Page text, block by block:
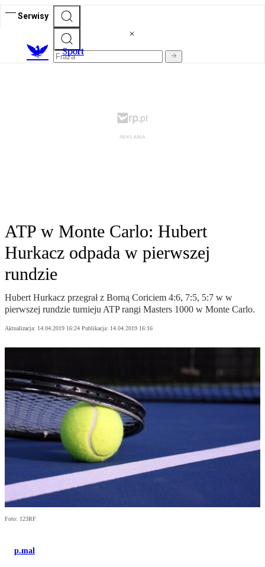
Serwisy
Sport
ATP w Monte Carlo: Hubert
Hurkacz odpada w pierwszej
rundzie
Hubert Hurkacz przegrał z Borną Coriciem 4:6, 7:5, 5:7 w w
pierwszej rundzie turnieju ATP rangi Masters 1000 w Monte Carlo.
Aktualizacja: 14.04.2019 16:24 Publikacja: 14.04.2019 16:16
Foto: 123RF
p.mal